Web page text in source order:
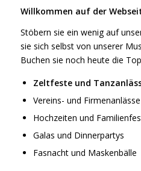
Willkommen auf der
Stöbern sie ein wenig auf
sie sich selbst von unserer
Buchen sie noch heute die
Zeltfeste und
Vereins- und Firmenanlässe
Hochzeiten und
Galas und Dinnerpartys
Fasnacht und Maskenbälle